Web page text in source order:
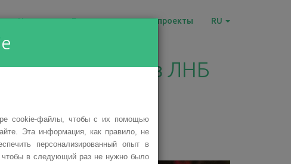
Новости Благотворительные проекты RU
в ЛНБ
cookie-файлы, чтобы с их помощью
Эта информация, как правило, не
персонализированный опыт в
в следующий раз не нужно было